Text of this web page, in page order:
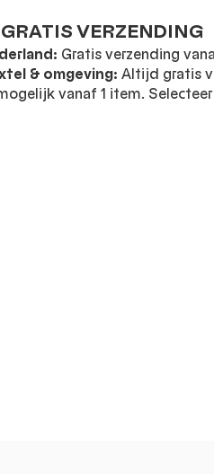
GRATIS VERZENDING
Gratis verzending
& omgeving: Altijd gratis
vanaf 1 item.